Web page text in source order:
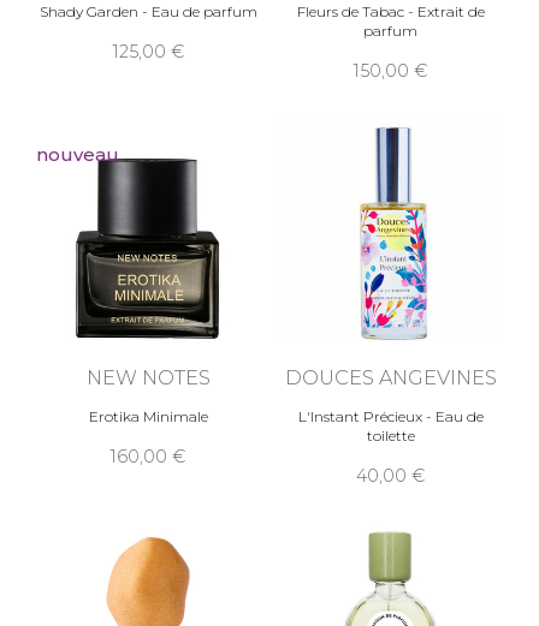
Shady Garden - Eau de parfum
125,00
Fleurs de Tabac - Extrait de
parfum
150,00
nouveau
NEW NOTES
Erotika Minimale
160,00
DOUCES ANGEVINES
L'Instant Précieux - Eau de
toilette
40,00